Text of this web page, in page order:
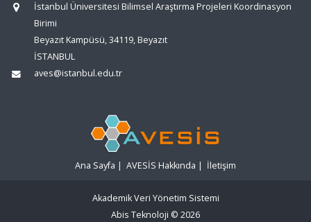
İstanbul Üniversitesi Bilimsel Araştırma Projeleri Koordinasyon
Birimi
Beyazıt Kampüsü, 34119, Beyazıt
İSTANBUL
aves@istanbul.edu.tr
Ana Sayfa | AVESİS Hakkında | İletişim
Akademik Veri Yönetim Sistemi
Abis Teknoloji © 2026